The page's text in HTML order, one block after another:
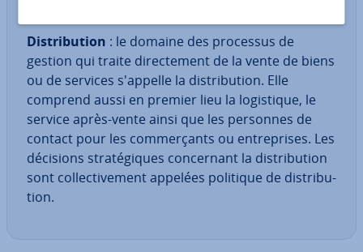
Dis­tri­bu­tion : le domaine des processus de
gestion qui traite di­rec­te­ment de la vente de biens
ou de services s'appelle la dis­tri­bu­tion. Elle
comprend aussi en premier lieu la lo­gis­tique, le
service après-vente ainsi que les personnes de
contact pour les com­mer­çants ou en­tre­prises. Les
décisions stra­té­giques con­cer­nant la dis­tri­bu­tion
sont col­lec­ti­ve­ment appelées politique de dis­tri­bu­
tion.